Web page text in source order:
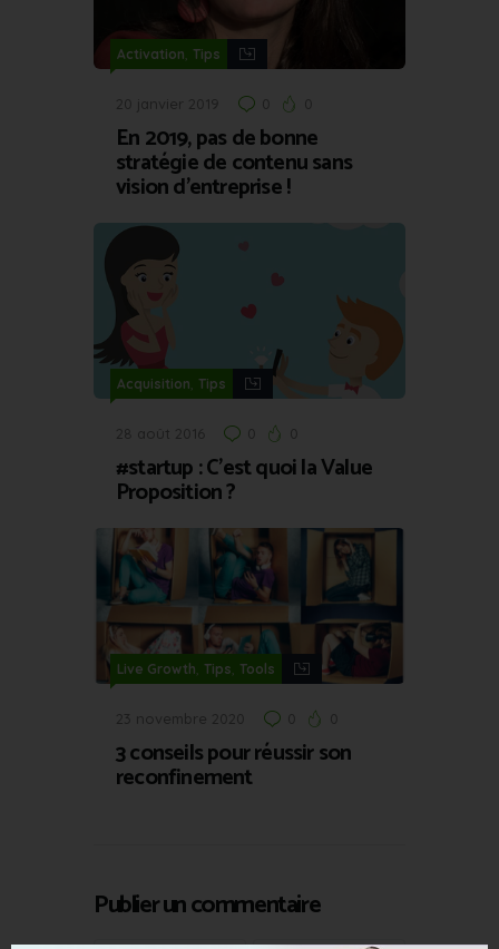
Activation, Tips
20 janvier 2019 0 0
En 2019, pas de bonne
stratégie de contenu sans
vision d’entreprise !
Acquisition, Tips
28 août 2016 0 0
#startup : C’est quoi la Value
Proposition ?
Live Growth, Tips, Tools
23 novembre 2020 0 0
3 conseils pour réussir son
reconfinement
Publier un commentaire